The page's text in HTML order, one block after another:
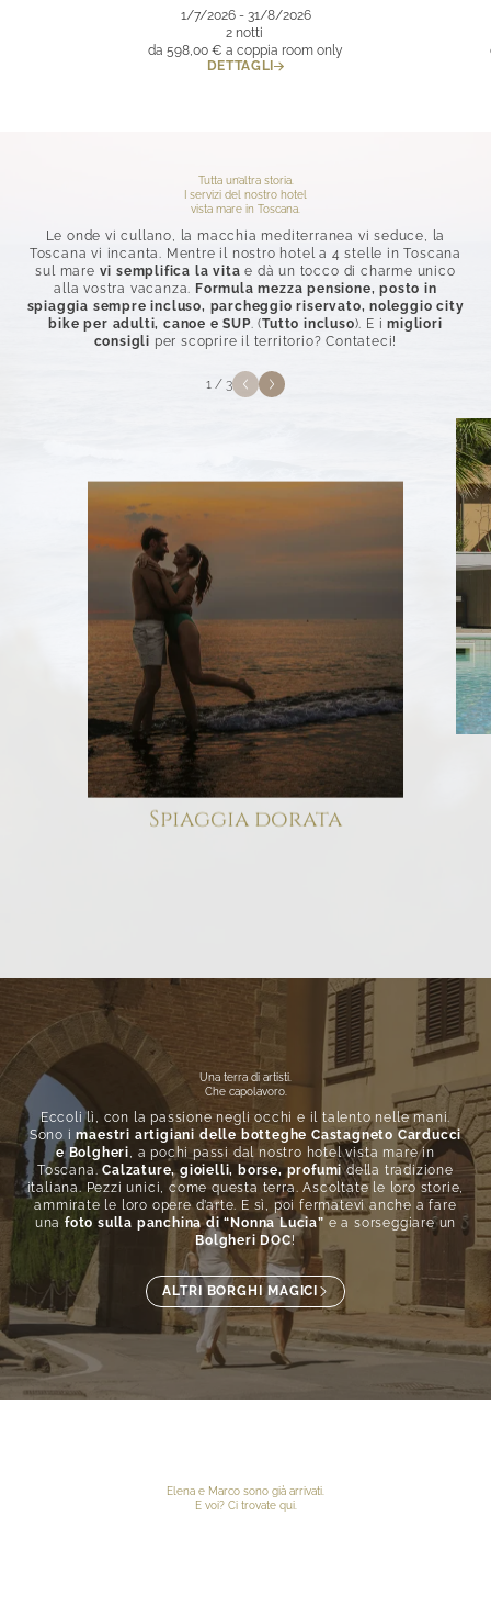
1/7/2026 - 31/8/2026
2 notti
da 598,00 € a coppia room only
DETTAGLI
Tutta un’altra storia.
I servizi del nostro hotel
vista mare in Toscana.
Le onde vi cullano, la macchia mediterranea vi seduce, la
Toscana vi incanta. Mentre il nostro hotel a 4 stelle in Toscana
sul mare vi semplifica la vita e dà un tocco di charme unico
alla vostra vacanza. Formula mezza pensione, posto in
spiaggia sempre incluso, parcheggio riservato, noleggio city
bike per adulti, canoe e SUP. (Tutto incluso). E imigliori
consigli per scoprire il territorio? Contateci!
1 / 3
Spiaggia dorata
Una terra di artisti.
Che capolavoro.
Eccoli lì, con la passione negli occhi e il talento nelle mani.
Sono imaestri artigiani delle botteghe Castagneto Carducci
e Bolgheri, a pochi passi dal nostro hotel vista mare in
Toscana.Calzature, gioielli, borse, profumidella tradizione
italiana. Pezzi unici, come questa terra. Ascoltate le loro storie,
ammirate le loro opere d’arte. E sì, poi fermatevi anche a fare
unafoto sulla panchina di “Nonna Lucia” e a sorseggiare un
Bolgheri DOC!
ALTRI BORGHI MAGICI
Elena e Marco sono già arrivati.
E voi? Ci trovate qui.